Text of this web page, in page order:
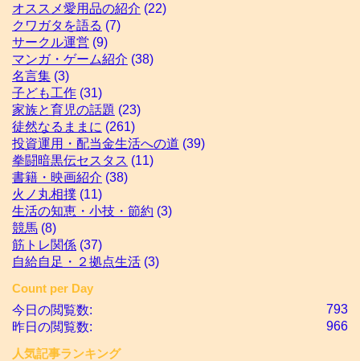
オススメ愛用品の紹介 (22)
クワガタを語る (7)
サークル運営 (9)
マンガ・ゲーム紹介 (38)
名言集 (3)
子ども工作 (31)
家族と育児の話題 (23)
徒然なるままに (261)
投資運用・配当金生活への道 (39)
拳闘暗黒伝セスタス (11)
書籍・映画紹介 (38)
火ノ丸相撲 (11)
生活の知恵・小技・節約 (3)
競馬 (8)
筋トレ関係 (37)
自給自足・２拠点生活 (3)
Count per Day
793
今日の閲覧数:
966
昨日の閲覧数:
人気記事ランキング